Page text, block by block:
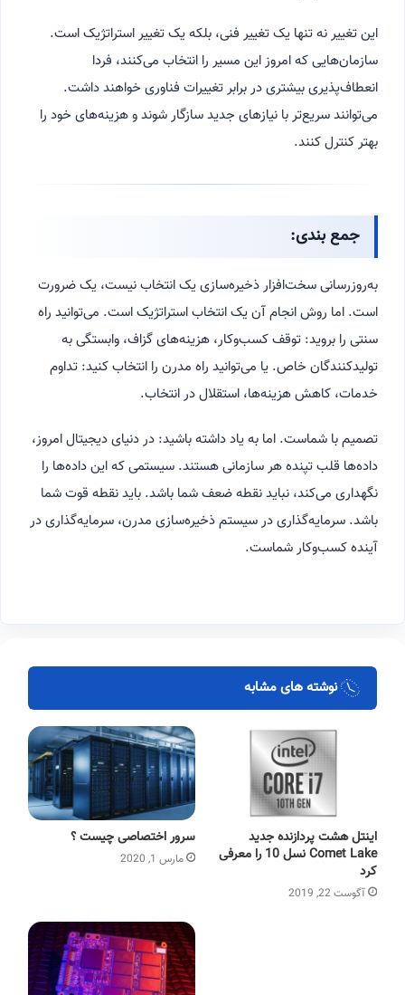
این تغییر نه تنها یک تغییر فنی، بلکه یک تغییر استراتژیک است.
سازمان‌هایی که امروز این مسیر را انتخاب می‌کنند، فردا
انعطاف‌پذیری بیشتری در برابر تغییرات فناوری خواهند داشت.
می‌توانند سریع‌تر با نیازهای جدید سازگار شوند و هزینه‌های خود را
بهتر کنترل کنند.
جمع بندی:
به‌روزرسانی سخت‌افزار ذخیره‌سازی یک انتخاب نیست، یک ضرورت
است. اما روش انجام آن یک انتخاب استراتژیک است. می‌توانید راه
سنتی را بروید: توقف کسب‌وکار، هزینه‌های گزاف، وابستگی به
تولیدکنندگان خاص. یا می‌توانید راه مدرن را انتخاب کنید: تداوم
خدمات، کاهش هزینه‌ها، استقلال در انتخاب.
تصمیم با شماست. اما به یاد داشته باشید: در دنیای دیجیتال امروز،
داده‌ها قلب تپنده هر سازمانی هستند. سیستمی که این داده‌ها را
نگهداری می‌کند، نباید نقطه ضعف شما باشد. باید نقطه قوت شما
باشد. سرمایه‌گذاری در سیستم ذخیره‌سازی مدرن، سرمایه‌گذاری در
آینده کسب‌وکار شماست.
نوشته های مشابه
سرور اختصاصی چیست ؟
مارس 1, 2020
اینتل هشت پردازنده جدید
Comet Lake نسل 10 را معرفی
کرد
آگوست 22, 2019